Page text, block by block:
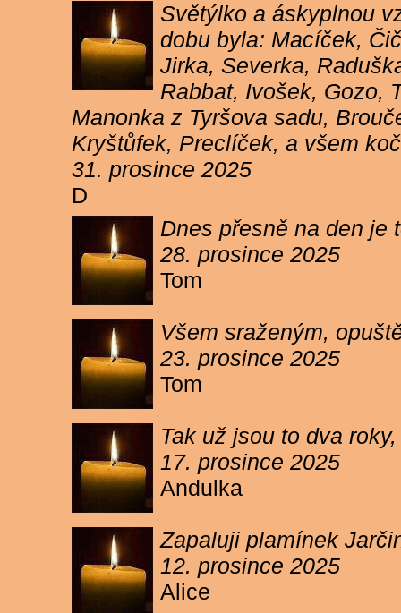
Světýlko a áskyplnou
dobu byla: Macíček,
Jirka, Severka,
Rabbat, Ivošek, Gozo,
Manonka z Tyršova sadu,
Kryštůfek, Preclíček, a všem
31. prosince 2025
D
Dnes přesně na den je
28. prosince 2025
Tom
Všem sraženým,
23. prosince 2025
Tom
Tak už jsou to dva
17. prosince 2025
Andulka
Zapaluji plamínek
12. prosince 2025
Alice